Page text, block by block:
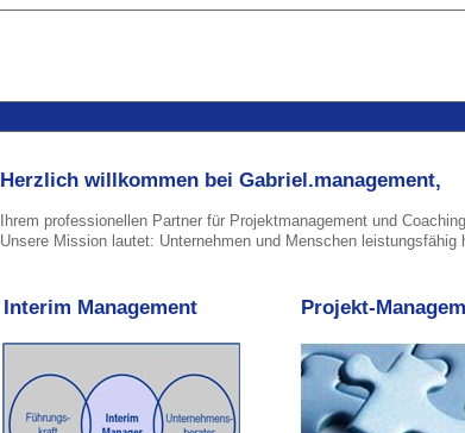
Herzlich willkommen bei Gabriel.management,
Ihrem professionellen Partner für Projektmanagement und
Unsere Mission lautet: Unternehmen und Menschen leistungsfähig
Interim Management Projekt-